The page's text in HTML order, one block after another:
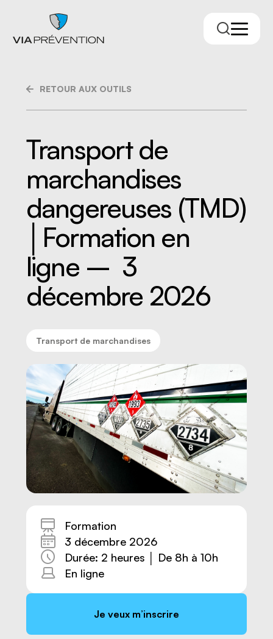
RMPPÉ
Nous joindre
RETOUR AUX OUTILS
Transport de
marchandises
dangereuses (TMD)
│Formation en
ligne – 3
décembre 2026
Transport de marchandises
Formation
3 décembre 2026
Durée: 2 heures │ De 8h à 10h
En ligne
Je veux m’inscrire